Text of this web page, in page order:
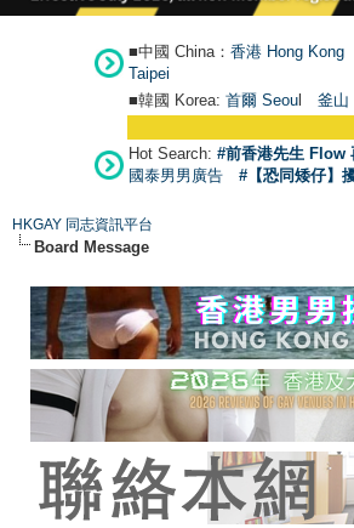
■中國 China： 香港 Hong Kong
Taipei
■韓國 Korea: 首爾 Seoul 釜山
Hot Search: #前香港先生 Flow
國泰男男廣告
#【恐同矮仔】
HKGAY 同志資訊平台
Board Message